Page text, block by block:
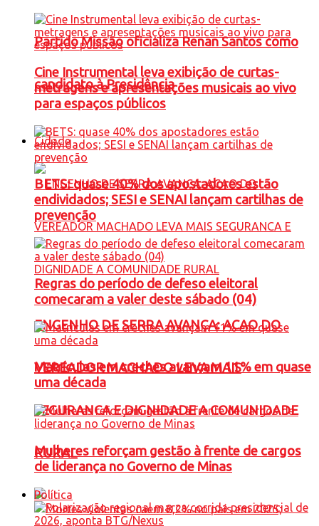
Partido Missão oficializa Renan Santos como
candidato à Presidência
Cidade
ENGENHO DE SERRA AVANÇA: ACAO DO
VEREADOR MACHADO LEVA MAIS
SEGURANCA E DIGNIDADE A COMUNIDADE
RURAL
Cine Instrumental leva exibição de curtas-
metragens e apresentações musicais ao vivo
para espaços públicos
BETS: quase 40% dos apostadores estão
endividados; SESI e SENAI lançam cartilhas de
prevenção
Regras do período de defeso eleitoral
comecaram a valer deste sábado (04)
Matrículas em creches avançam 11% em quase
uma década
Mulheres reforçam gestão à frente de cargos
de liderança no Governo de Minas
Política